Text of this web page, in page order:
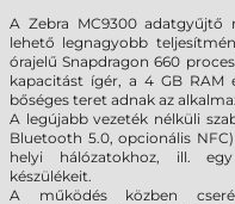
A Zebra MC9300 adatgyűjtő
lehető legnagyobb
órajelű Snapdragon 660
kapacitást ígér, a 4 GB RAM
bőséges teret adnak az
A legújabb vezeték nélküli
Bluetooth 5.0, opcionális
helyi hálózatokhoz, ill.
készülékeit.
A működés közben